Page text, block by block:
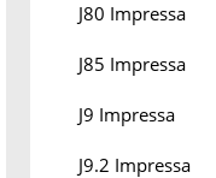
J80 Impressa
J85 Impressa
J9 Impressa
J9.2 Impressa